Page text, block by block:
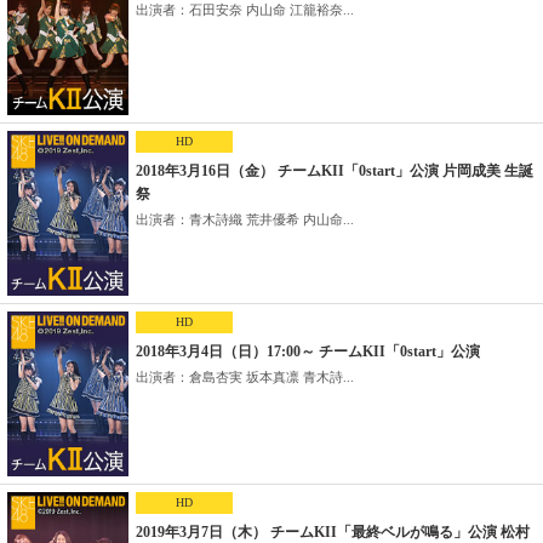
出演者：石田安奈 内山命 江籠裕奈...
HD
2018年3月16日（金） チームKII「0start」公演 片岡成美 生誕
祭
出演者：青木詩織 荒井優希 内山命...
HD
2018年3月4日（日）17:00～ チームKII「0start」公演
出演者：倉島杏実 坂本真凛 青木詩...
HD
2019年3月7日（木） チームKII「最終ベルが鳴る」公演 松村